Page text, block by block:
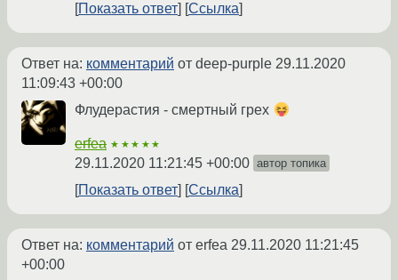
Показать ответ Ссылка
Ответ на: комментарий от deep-purple 29.11.2020
11:09:43 +00:00
Флудерастия - смертный грех
erfea ★★★★★
29.11.2020 11:21:45 +00:00 автор топика
Показать ответ Ссылка
Ответ на: комментарий от erfea 29.11.2020 11:21:45
+00:00